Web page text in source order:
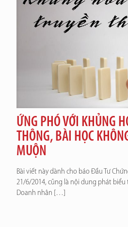
ỨNG PHÓ VỚI KHỦNG
THÔNG, BÀI HỌC
MUỘN
Bài viết này dành cho báo Đầu Tư
21/6/2014, cũng là nội dung phát
Doanh nhân […]